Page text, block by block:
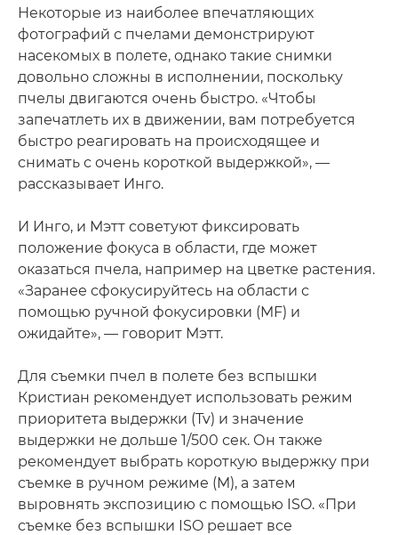
Некоторые из наиболее впечатляющих
фотографий с пчелами демонстрируют
насекомых в полете, однако такие снимки
довольно сложны в исполнении, поскольку
пчелы двигаются очень быстро. «Чтобы
запечатлеть их в движении, вам потребуется
быстро реагировать на происходящее и
снимать с очень короткой выдержкой», —
рассказывает Инго.
И Инго, и Мэтт советуют фиксировать
положение фокуса в области, где может
оказаться пчела, например на цветке растения.
«Заранее сфокусируйтесь на области с
помощью ручной фокусировки (MF) и
ожидайте», — говорит Мэтт.
Для съемки пчел в полете без вспышки
Кристиан рекомендует использовать режим
приоритета выдержки (Tv) и значение
выдержки не дольше 1/500 сек. Он также
рекомендует выбрать короткую выдержку при
съемке в ручном режиме (M), а затем
выровнять экспозицию с помощью ISO. «При
съемке без вспышки ISO решает все